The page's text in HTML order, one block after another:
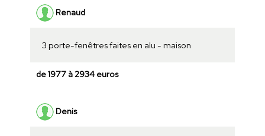
Renaud
3 porte-fenêtres faites en alu - maison
de 1977 à 2934 euros
Denis